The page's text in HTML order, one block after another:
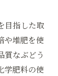
目指した取
や堆肥を使
質なぶどう
学肥料の使